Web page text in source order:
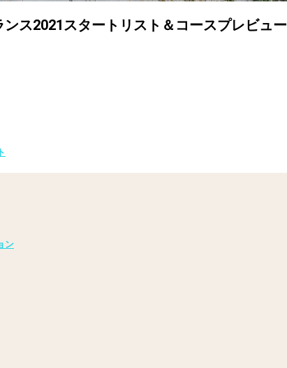
ンス2021スタートリスト＆コースプレビュー
ン